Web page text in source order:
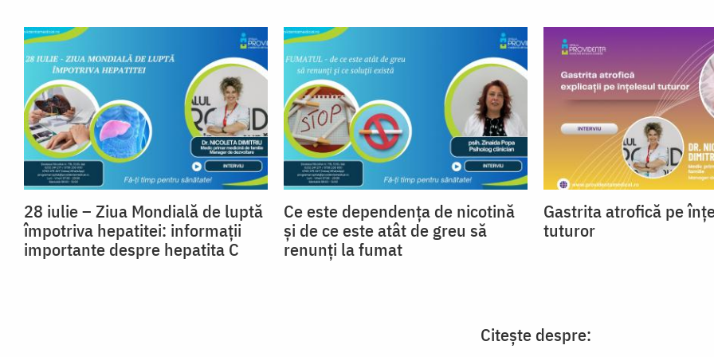
28 iulie – Ziua Mondială de luptă
împotriva hepatitei: informații
importante despre hepatita C
Ce este dependența de nicotină
și de ce este atât de greu să
renunți la fumat
Gastrita atrofică pe
tuturor
Citește despre: